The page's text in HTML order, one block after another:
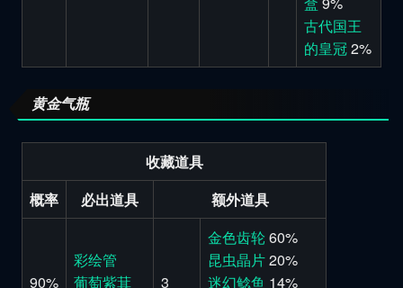
古代国王
的皇冠2%
黄金气瓶
收藏道具
概率
必出道具 额外道具
90%
彩绘管
葡萄紫萁
3
金色齿轮 60%
昆虫晶片20%
迷幻鲶鱼 14%